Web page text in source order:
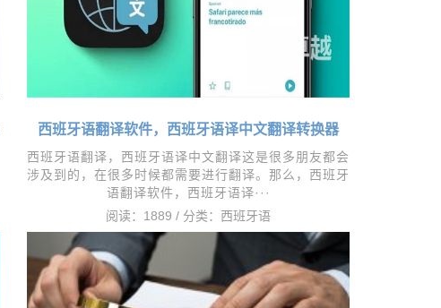
西班牙语翻译软件，西班牙语译中文翻译转换器
​西班牙语翻译，西班牙语译中文翻译这是很多朋友都会
涉及到的，在很多时候都需要进行翻译。那么，西班牙
语翻译软件，西班牙语译···
阅读：1889 / 分类： 西班牙语